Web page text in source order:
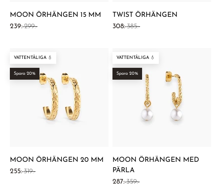
MOON ÖRHÄNGEN 15 MM
REA-pris
239:-Pris
299:-
TWIST ÖRHÄNGEN
REA-pris
308:-Pris
385:-
VATTENTÅLIGA 💧
Spara 20%
MOON ÖRHÄNGEN 20 MM
REA-pris
255:-Pris
319:-
VATTENTÅLIGA 💧
Spara 20%
MOON ÖRHÄNGEN MED
PÄRLA
REA-pris
287:-Pris
359:-